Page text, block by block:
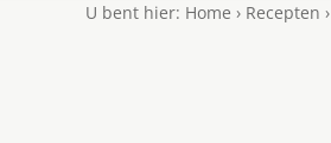
U bent hier: Home › Recepten ›